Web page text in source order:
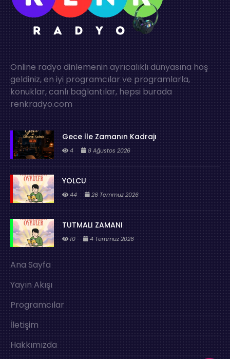
Online radyo dinlemenin ayrıcalıklı dünyasına hoş
geldiniz, en iyi programcılar ve programlarla,
konuklar, canlı bağlantılar, hepsi burada
renkradyo.com
Gece İle Zamanın Kadrajı
4 8 Ağustos 2026
YOLCU
44 26 Temmuz 2026
TUTMALI ZAMANI
10 4 Temmuz 2026
Ana Sayfa
Yayın Akışı
Programcılar
İletişim
Hakkımızda